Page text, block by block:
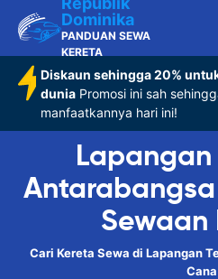
Dominika
PANDUAN SEWA
KERETA
Diskaun sehingga 20%
dunia Promosi ini sah
manfaatkannya hari ini!
Sewaan
Cari Kereta Sewa di Lapangan
Cana